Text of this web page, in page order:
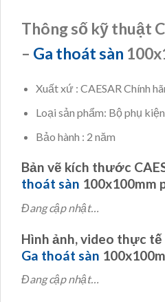
Thông số kỹ thuật
– Ga thoát sàn
Xuất xứ : CAESAR Chính
Loại sản phẩm: Bộ phụ
Bảo hành : 2 năm
Bản vẽ kích thước
thoát sàn 100x100mm
Đang cập nhật…
Hình ảnh, video thực tế
Ga thoát sàn
Đang cập nhật…